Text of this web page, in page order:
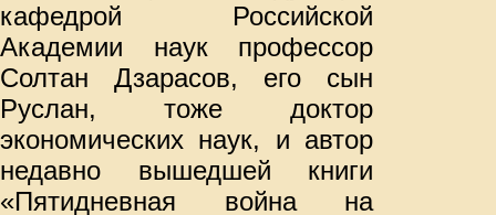
кафедрой Российской
Академии наук профессор
Солтан Дзарасов, его сын
Руслан, тоже доктор
экономических наук, и автор
недавно вышедшей книги
«Пятидневная война на